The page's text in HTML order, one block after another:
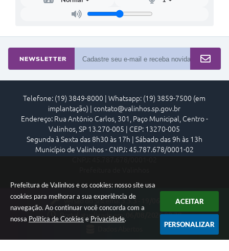
Prefeitura de Valinhos e os cookies: nosso site usa
cookies para melhorar a sua experiência de
navegação. Ao continuar você concorda com a
nossa Política de Cookies e Privacidade.
ACEITAR
PERSONALIZAR
NEWSLETTER
Telefone: (19) 3849-8000 | Whatsapp: (19) 3859-7500 (em
implantação) | contato@valinhos.sp.gov.br
Endereço: Rua Antônio Carlos, 301, Paço Municipal, Centro -
Valinhos, SP 13.270-005 | CEP: 13270-005
Segunda à Sexta das 8h30 às 17h | Sábado das 9h às 13h
Município de Valinhos - CNPJ: 45.787.678/0001-02
Versão do Sistema:3.5.3 - 19/06/2026
Portal atualizado em:
06/08/2026 08:28